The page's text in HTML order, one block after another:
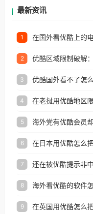
最新资讯
1
2
3
4
5
6
7
8
9